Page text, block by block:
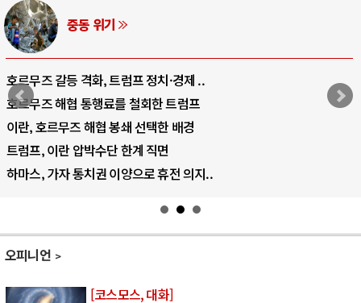
중동 위기
호르무즈 갈등 격화, 트럼프 정치·경제 ..
호르무즈 해협 통행료를 철회한 트럼프
이란, 호르무즈 해협 봉쇄 선택한 배경
트럼프, 이란 압박수단 한계 직면
하마스, 가자 통치권 이양으로 휴전 의지..
오피니언
[코스모스, 대화]